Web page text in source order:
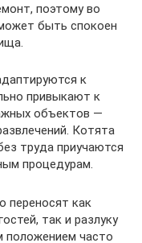
поэтому во
быть спокоен
к
привыкают к
объектов —
Котята
труда приучаются
процедурам.
переносят как
так и разлуку
положением часто